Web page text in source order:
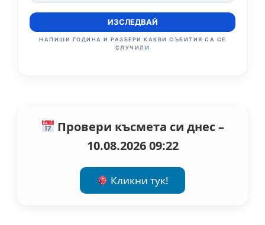
ИЗСЛЕДВАЙ
НАПИШИ ГОДИНА И РАЗБЕРИ КАКВИ СЪБИТИЯ СА СЕ
СЛУЧИЛИ
Провери късмета си днес –
10.08.2026 09:22
Кликни тук!